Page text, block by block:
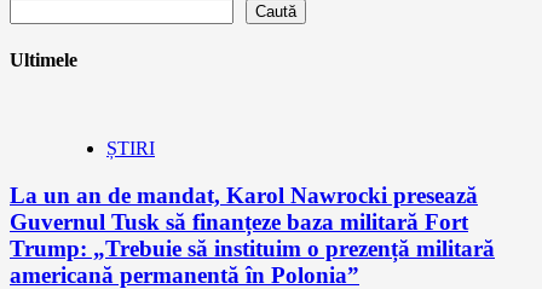
Caută
Ultimele
ȘTIRI
La un an de mandat, Karol Nawrocki presează
Guvernul Tusk să finanțeze baza militară Fort
Trump: „Trebuie să instituim o prezență militară
americană permanentă în Polonia”